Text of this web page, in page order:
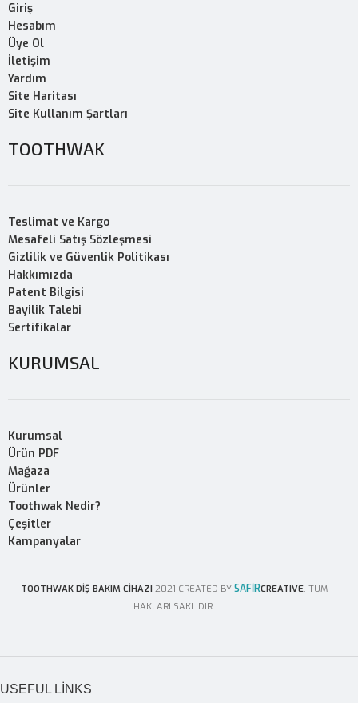
Giriş
Hesabım
Üye Ol
İletişim
Yardım
Site Haritası
Site Kullanım Şartları
TOOTHWAK
Teslimat ve Kargo
Mesafeli Satış Sözleşmesi
Gizlilik ve Güvenlik Politikası
Hakkımızda
Patent Bilgisi
Bayilik Talebi
Sertifikalar
KURUMSAL
Kurumsal
Ürün PDF
Mağaza
Ürünler
Toothwak Nedir?
Çeşitler
Kampanyalar
TOOTHWAK DİŞ BAKIM CİHAZI 2021 CREATED BY SAFİRCREATIVE. TÜM
HAKLARI SAKLIDIR.
USEFUL LINKS